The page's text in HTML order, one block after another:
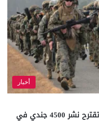
أخبار
منهم 900 جندي من أفريقيا.. إيقاد تقترح نشر 4500 جندي في